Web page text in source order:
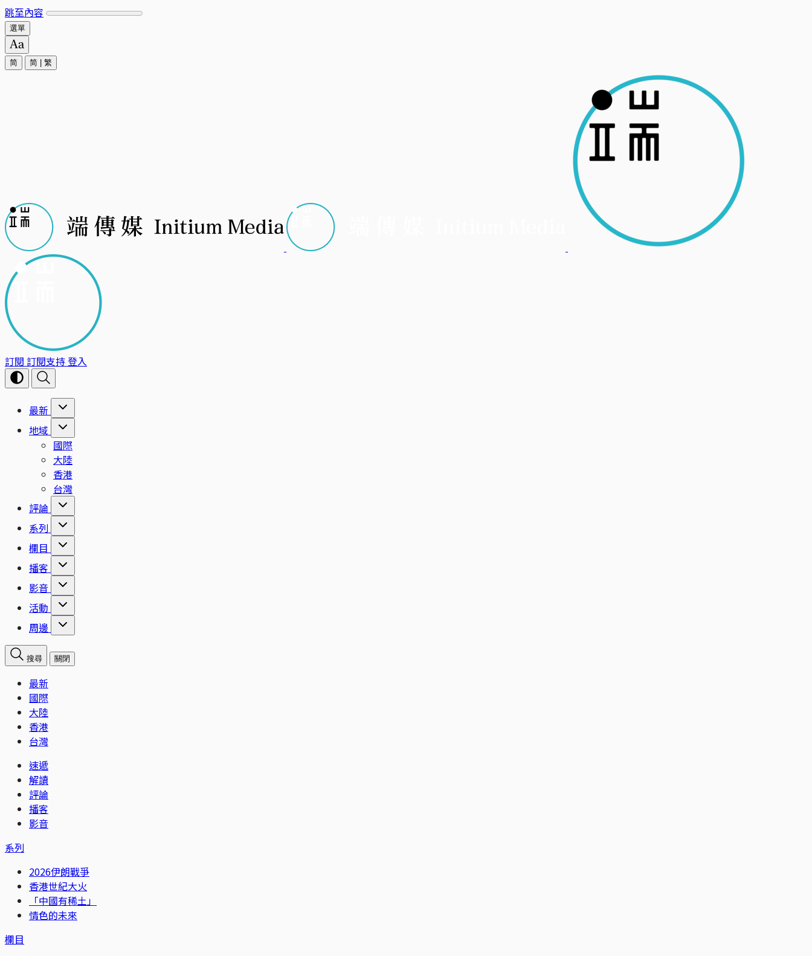
跳至內容
選單
简 简 繁
訂閱 訂閱支持登入
最新
地域
國際
大陸
香港
台灣
評論
系列
欄目
播客
影音
活動
周邊
搜尋 關閉
最新
國際
大陸
香港
台灣
速遞
解讀
評論
播客
影音
系列
2026伊朗戰爭
香港世紀大火
「中國有稀土」
情色的未來
欄目